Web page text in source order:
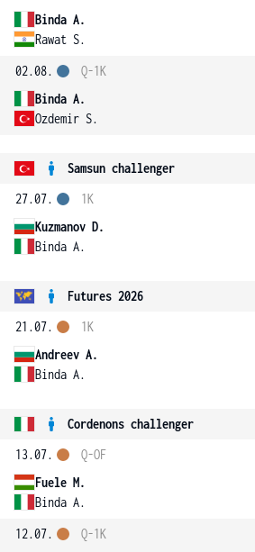
Binda A.
Rawat S.
02.08.
Binda A.
Ozdemir S.
Q-1K
Samsun challenger
27.07.
Kuzmanov D.
Binda A.
1K
Futures 2026
21.07.
Andreev A.
Binda A.
1K
Cordenons challenger
13.07.
Fuele M.
Binda A.
Q-OF
12.07.
Q-1K